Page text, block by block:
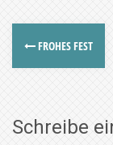
FROHES FEST
Schreibe